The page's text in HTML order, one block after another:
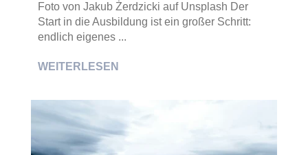
Foto von Jakub Żerdzicki auf Unsplash Der
Start in die Ausbildung ist ein großer Schritt:
endlich eigenes ...
WEITERLESEN